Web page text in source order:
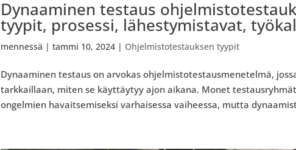
Dynaaminen testaus
tyypit, prosessi, lähestymistavat,
mennessä |tammi 10, 2024 | Ohjelmistotestauksen tyypit
Dynaaminen testaus on arvokas ohjelmistotestausmenetelmä,
tarkkaillaan, miten se käyttäytyy ajon aikana. Monet
ongelmien havaitsemiseksi varhaisessa vaiheessa, mutta